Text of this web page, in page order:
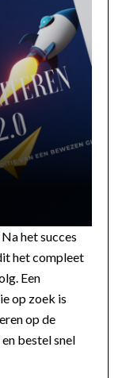
het succes
het compleet
Een
op zoek is
op de
bestel snel